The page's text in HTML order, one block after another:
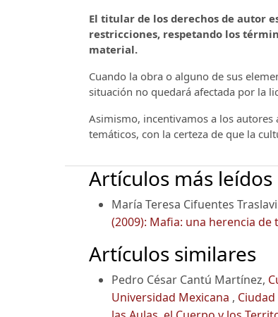
El titular de los derechos de autor
restricciones, respetando los
material.
Cuando la obra o alguno de sus
situación no quedará afectada por la
Asimismo, incentivamos a los
temáticos, con la certeza de que la
Artículos más
María Teresa Cifuentes
(2009): Mafia: una herencia de
Artículos similares
Pedro César Cantú Martínez,
Universidad Mexicana ,